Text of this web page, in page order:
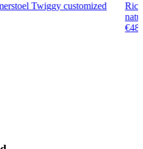
Twiggy customized
€